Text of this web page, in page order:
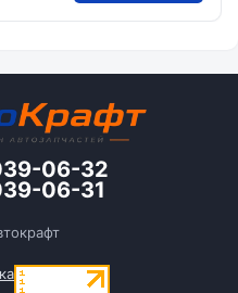
06-32
06-31